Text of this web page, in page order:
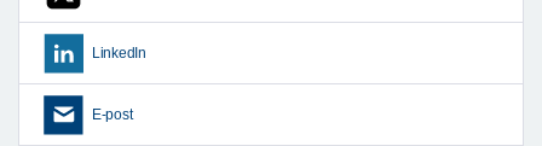
LinkedIn
E-post